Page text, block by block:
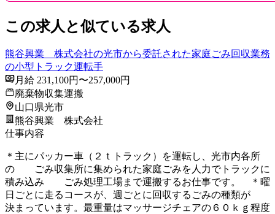
この求人と似ている求人
熊谷興業 株式会社の光市から委託された家庭ごみ回収業務
の小型トラック運転手
月給 231,100円〜257,000円
廃棄物収集運搬
山口県光市
熊谷興業 株式会社
仕事内容
＊主にパッカー車（２ｔトラック）を運転し、光市内各所
の ごみ収集所に集められた家庭ごみを人力でトラックに
積み込み ごみ処理工場まで運搬するお仕事です。 ＊曜
日ごとに走るコースが、週ごとに回収するごみの種類が
決まっています。最重量はマッサージチェアの６０ｋｇ程度